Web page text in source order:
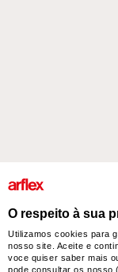
arflex – sevensalotti spa
- Phone +39 0362
O respeito à sua
Utilizamos cookies para
nosso site. Aceite e
voce quiser saber mais
pode consultar os